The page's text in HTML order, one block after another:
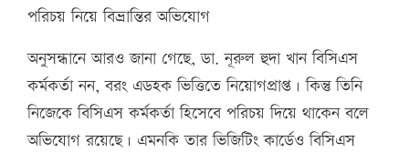
পরিচয় নিয়ে বিভ্রান্তির অভিযোগ
অনুসন্ধানে আরও জানা গেছে, ডা. নূরুল হুদা খান বিসিএস
কর্মকর্তা নন, বরং এডহক ভিত্তিতে নিয়োগপ্রাপ্ত। কিন্তু তিনি
নিজেকে বিসিএস কর্মকর্তা হিসেবে পরিচয় দিয়ে থাকেন বলে
অভিযোগ রয়েছে। এমনকি তার ভিজিটিং কার্ডেও বিসিএস